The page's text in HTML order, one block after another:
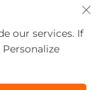
Tongzhou
our services. If